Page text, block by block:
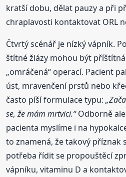
kratší dobu, dělat pauzy a při
chraplavosti kontaktovat ORL
Čtvrtý scénář je nízký vápník.
štítné žlázy mohou být
„omráčená“ operací. Pacient
úst, mravenčení prstů nebo
často píší formulace typu:
se, že mám mrtvici.“Odborně
pacienta myslíme i na
to znamená, že takový příznak
potřeba řídit se propouštěcí
vápníku, vitaminu D a